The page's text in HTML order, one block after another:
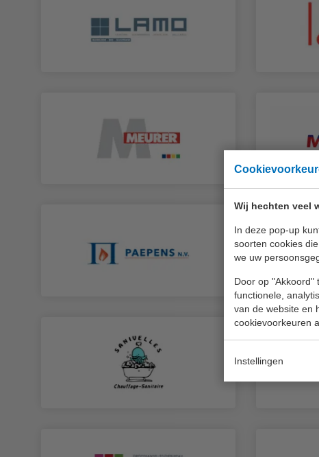
Wij hechten veel
In deze pop-up
soorten cookies
we uw
Door op "Akkoord"
functionele,
van de website en
cookievoorkeuren
Instellingen